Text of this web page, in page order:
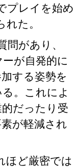
プレイを始め
た。
問があり、
が自発的に
する姿勢を
。これによ
的だったり受
が軽減され
ほど厳密では